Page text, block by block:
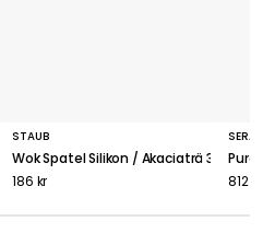
STAUB
Wok Spatel Silikon / Akaciaträ 31 cm
186 kr
SERAX
Pure
812 kr